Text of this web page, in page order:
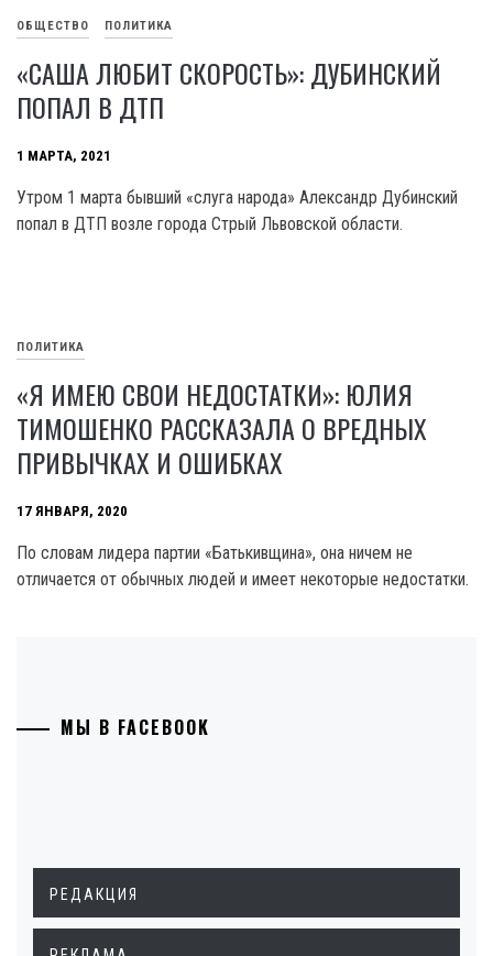
ОБЩЕСТВО ПОЛИТИКА
«САША ЛЮБИТ СКОРОСТЬ»: ДУБИНСКИЙ
ПОПАЛ В ДТП
1 МАРТА, 2021
Утром 1 марта бывший «слуга народа» Александр Дубинский
попал в ДТП возле города Стрый Львовской области.
ПОЛИТИКА
«Я ИМЕЮ СВОИ НЕДОСТАТКИ»: ЮЛИЯ
ТИМОШЕНКО РАССКАЗАЛА О ВРЕДНЫХ
ПРИВЫЧКАХ И ОШИБКАХ
17 ЯНВАРЯ, 2020
По словам лидера партии «Батькивщина», она ничем не
отличается от обычных людей и имеет некоторые недостатки.
МЫ В FACEBOOK
РЕДАКЦИЯ